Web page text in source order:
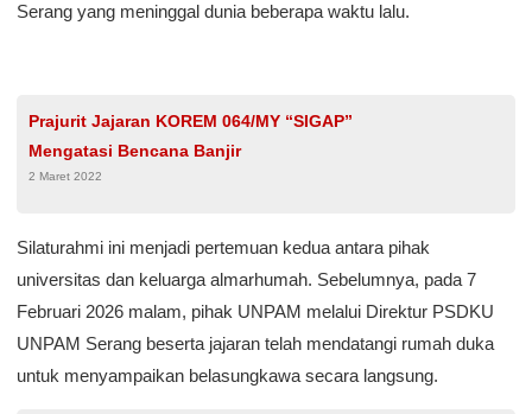
Serang yang meninggal dunia beberapa waktu lalu.
Prajurit Jajaran KOREM 064/MY “SIGAP”
Mengatasi Bencana Banjir
2 Maret 2022
Silaturahmi ini menjadi pertemuan kedua antara pihak
universitas dan keluarga almarhumah. Sebelumnya, pada 7
Februari 2026 malam, pihak UNPAM melalui Direktur PSDKU
UNPAM Serang beserta jajaran telah mendatangi rumah duka
untuk menyampaikan belasungkawa secara langsung.